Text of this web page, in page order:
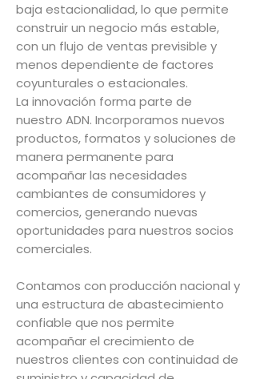
baja estacionalidad, lo que permite
construir un negocio más estable,
con un flujo de ventas previsible y
menos dependiente de factores
coyunturales o estacionales.
La innovación forma parte de
nuestro ADN. Incorporamos nuevos
productos, formatos y soluciones de
manera permanente para
acompañar las necesidades
cambiantes de consumidores y
comercios, generando nuevas
oportunidades para nuestros socios
comerciales.
Contamos con producción nacional y
una estructura de abastecimiento
confiable que nos permite
acompañar el crecimiento de
nuestros clientes con continuidad de